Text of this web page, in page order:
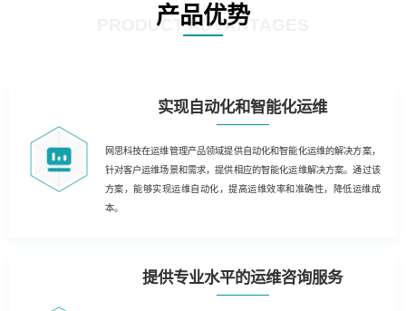
产品优势
PRODUCT ADVANTAGES
实现自动化和智能化运维
网思科技在运维管理产品领域提供自动化和智能化运维的解决方案，
针对客户运维场景和需求，提供相应的智能化运维解决方案。通过该
方案，能够实现运维自动化，提高运维效率和准确性，降低运维成
本。
提供专业水平的运维咨询服务